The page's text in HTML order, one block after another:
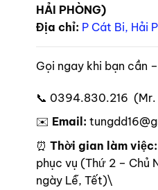
HẢI PHÒNG)
Địa chỉ: P Cát Bi, Hải
Gọi ngay khi bạn cần
📞 0394.830.216 (Mr.
✉️ Email:
⏰ Thời gian làm việc:
phục vụ (Thứ 2 – Chủ
ngày Lễ, Tết)\